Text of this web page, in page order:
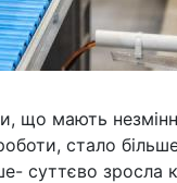
що мають
стало
суттєво зросла